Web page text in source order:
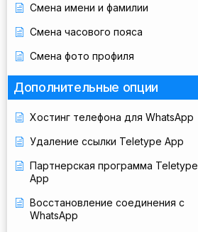
Смена имени и фамилии
Смена часового пояса
Смена фото профиля
Дополнительные опции
Хостинг телефона для WhatsApp
Удаление ссылки Teletype App
Партнерская программа Teletype
App
Восстановление соединения с
WhatsApp